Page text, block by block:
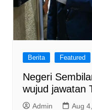
Berita Featured
Negeri
wujud jawatan
Admin Aug